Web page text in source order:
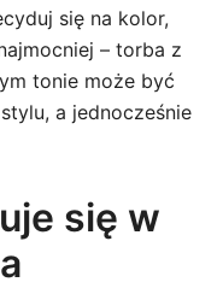
się na kolor,
– torba z
tonie może być
a jednocześnie
się w